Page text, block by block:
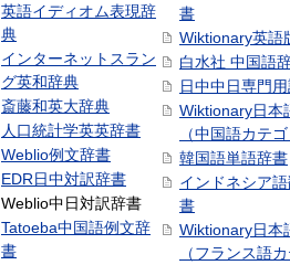
英語イディオム表現辞
典
インターネットスラン
グ英和辞典
斎藤和英大辞典
人口統計学英英辞書
Weblio例文辞書
EDR日中対訳辞書
Weblio中日対訳辞書
Tatoeba中国語例文辞
書
書
Wiktionary英語
白水社 中国語
日中中日専門
Wiktionary日本
（中国語カテ
韓国語単語辞書
インドネシア
書
Wiktionary日本
（フランス語